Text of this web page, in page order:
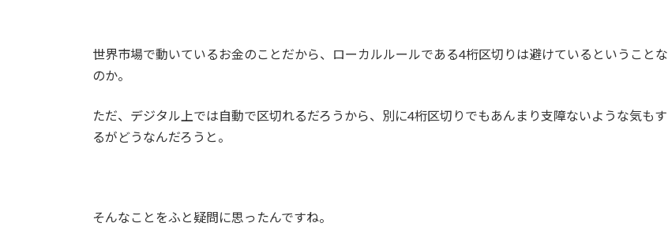
世界市場で動いているお金のことだから、ローカルルールである4桁区切りは避けているということな
のか。
ただ、デジタル上では自動で区切れるだろうから、別に4桁区切りでもあんまり支障ないような気もす
るがどうなんだろうと。
そんなことをふと疑問に思ったんですね。